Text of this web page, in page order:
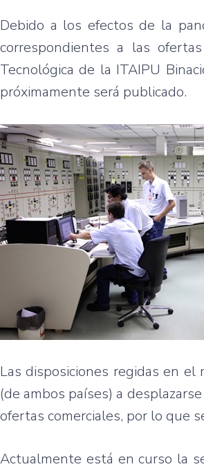
Debido a los efectos de la
correspondientes a las
Tecnológica de la ITAIPU
próximamente será publicado.
Las disposiciones regidas en el
(de ambos países) a
ofertas comerciales, por lo que
Actualmente está en curso la